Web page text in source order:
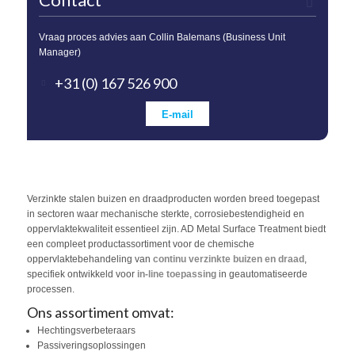
Vraag proces advies aan Collin Balemans (Business Unit
Manager)
+31 (0) 167 526 900
E-mail
Verzinkte stalen buizen en draadproducten worden breed toegepast
in sectoren waar mechanische sterkte, corrosiebestendigheid en
oppervlaktekwaliteit essentieel zijn. AD Metal Surface Treatment biedt
een compleet productassortiment voor de chemische
oppervlaktebehandeling van continu verzinkte buizen en draad ,
specifiek ontwikkeld voor in-line toepassingin geautomatiseerde
processen.
Ons assortiment omvat:
Hechtingsverbeteraars
Passiveringsoplossingen